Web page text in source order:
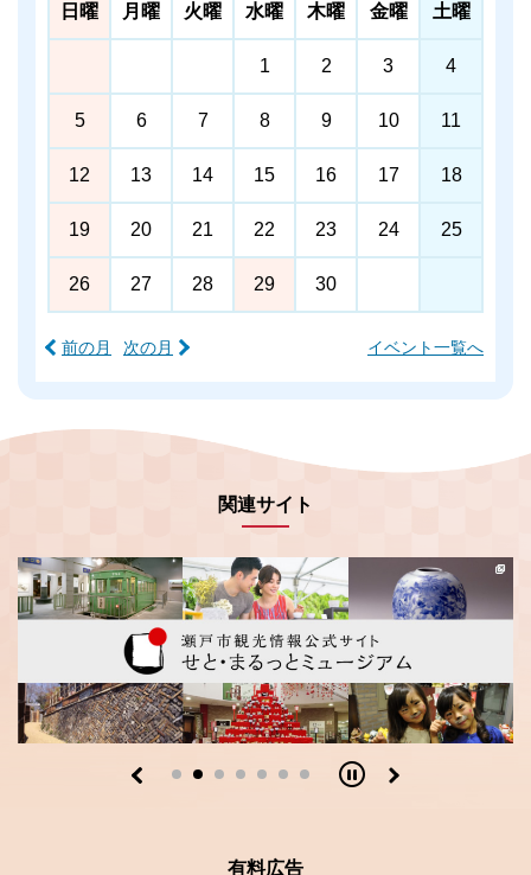
日曜 月曜 火曜 水曜 木曜 金曜 土曜
1 2 3 4
5 6 7 8 9 10 11
12 13 14 15 16 17 18
19 20 21 22 23 24 25
26 27 28 29 30
前の月 次の月 イベント一覧へ
関連サイト
有料広告